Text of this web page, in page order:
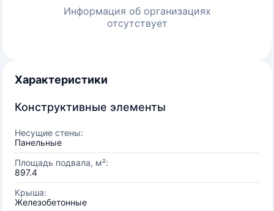
Информация об организациях
отсутствует
Характеристики
Конструктивные элементы
Несущие стены:
Панельные
Площадь подвала, м²:
897.4
Крыша:
Железобетонные